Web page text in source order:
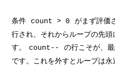
条件 count > 0
がまず評価
行され、それからループの先頭
す。
count--
の行こそが、
です。これを外すとループは永